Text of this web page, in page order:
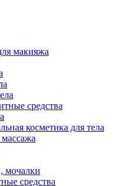
макияжа
средства
косметика для тела
мочалки
средства